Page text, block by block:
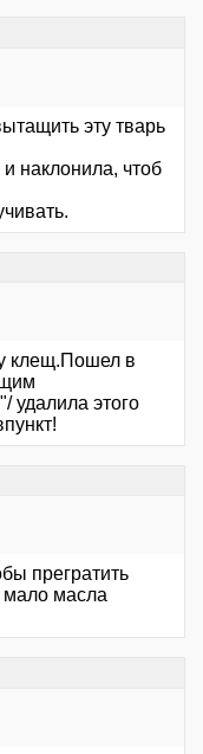
эту тварь
наклонила, чтоб
клещ.Пошел в
удалила этого
прегратить
мало масла